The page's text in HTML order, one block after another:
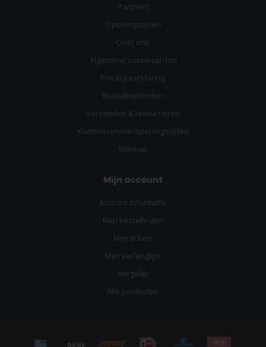
Partners
Openingstijden
Over ons
Algemene voorwaarden
Privacy verklaring
Betaalmethoden
Verzenden & retourneren
Klantenservice/openingstijden
Sitemap
Mijn account
Account informatie
Mijn bestellingen
Mijn tickets
Mijn verlanglijst
Vergelijk
Alle producten